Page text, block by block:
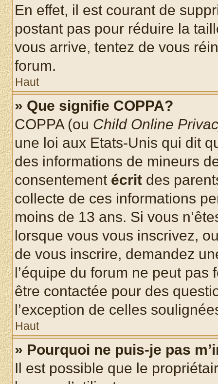
En effet, il est courant de
postant pas pour réduire la
vous arrive, tentez de vous
forum.
Haut
» Que signifie COPPA?
COPPA (ou Child Online
une loi aux Etats-Unis qui dit
des informations de mineurs
consentement écrit des
collecte de ces informations
moins de 13 ans. Si vous
lorsque vous vous inscrivez,
de vous inscrire, demandez
l’équipe du forum ne peut
être contactée pour des
l’exception de celles
Haut
» Pourquoi ne puis-je pas
Il est possible que le